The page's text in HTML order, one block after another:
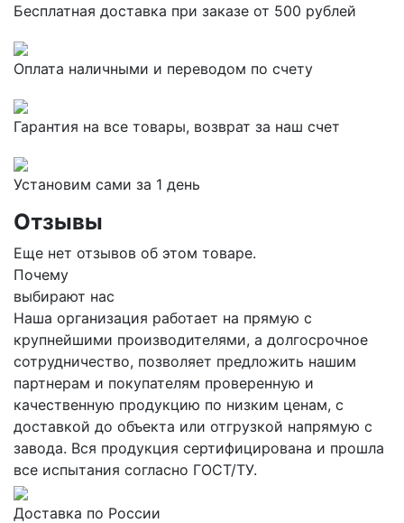
Бесплатная доставка при заказе от 500 рублей
Оплата наличными и переводом по счету
Гарантия на все товары, возврат за наш счет
Установим сами за 1 день
Отзывы
Еще нет отзывов об этом товаре.
Почему
выбирают нас
Наша организация работает на прямую с
крупнейшими производителями, а долгосрочное
сотрудничество, позволяет предложить нашим
партнерам и покупателям проверенную и
качественную продукцию по низким ценам, с
доставкой до объекта или отгрузкой напрямую с
завода. Вся продукция сертифицирована и прошла
все испытания согласно ГОСТ/ТУ.
Доставка по России